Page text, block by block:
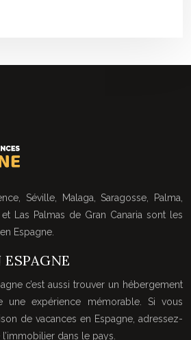
Séville, Malaga, Saragosse, Palma,
Las Palmas de Gran Canaria sont les
Espagne.
c’est aussi trouver un hébergement
expérience mémorable. Si vous
de vacances en Espagne, adressez-
dans le pays.